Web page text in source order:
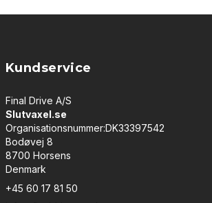
Kundservice
Final Drive A/S
Slutvaxel.se
Organisationsnummer:DK33397542
Bodøvej 8
8700 Horsens
Denmark
+45 60 17 81 50